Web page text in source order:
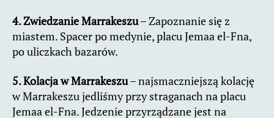
4. Zwiedzanie Marrakeszu– Zapoznanie się z
miastem. Spacer po medynie, placu Jemaa el-Fna,
po uliczkach bazarów.
5. Kolacja w Marrakeszu– najsmaczniejszą kolację
w Marrakeszu jedliśmy przy straganach na placu
Jemaa el-Fna. Jedzenie przyrządzane jest na